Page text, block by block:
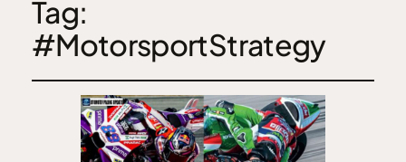
Tag:
#MotorsportStrategy